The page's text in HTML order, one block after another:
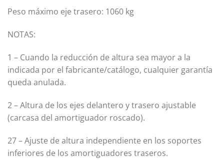
Peso máximo eje trasero: 1060 kg
NOTAS:
1 – Cuando la reducción de altura sea mayor a la
indicada por el fabricante/catálogo, cualquier garantía
queda anulada.
2 – Altura de los ejes delantero y trasero ajustable
(carcasa del amortiguador roscado).
27 – Ajuste de altura independiente en los soportes
inferiores de los amortiguadores traseros.